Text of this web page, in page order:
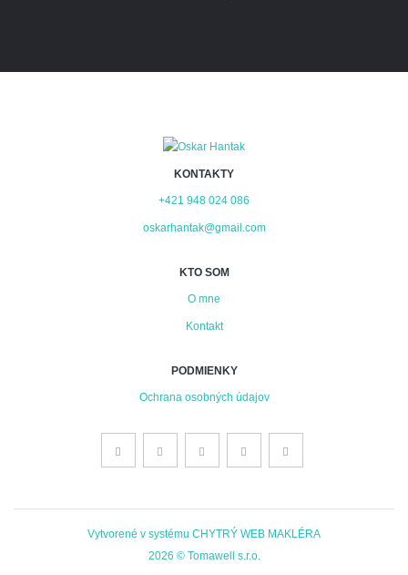
KONTAKTY
+421 948 024 086
oskarhantak@gmail.com
KTO SOM
O mne
Kontakt
PODMIENKY
Ochrana osobných údajov
Vytvorené v systému CHYTRÝ WEB MAKLÉRA
2026 © Tomawell s.r.o.